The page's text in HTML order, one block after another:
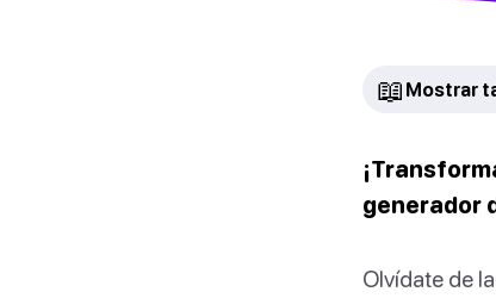
📖 Mostrar
generador
Olvídate de